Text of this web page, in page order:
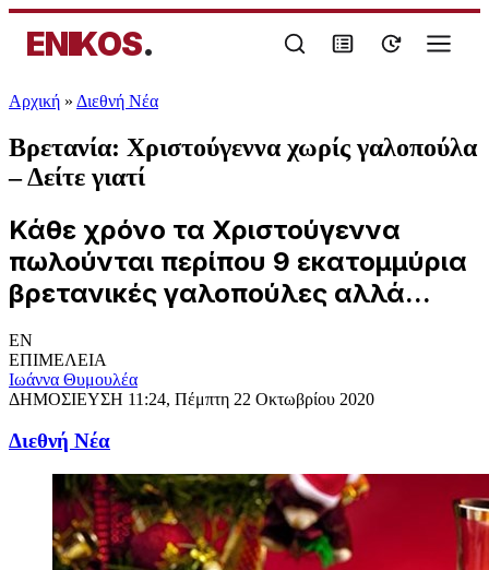
ENIKOS.
Αρχική » Διεθνή Νέα
Βρετανία: Χριστούγεννα χωρίς γαλοπούλα
– Δείτε γιατί
Κάθε χρόνο τα Χριστούγεννα
πωλούνται περίπου 9 εκατομμύρια
βρετανικές γαλοπούλες αλλά...
EN
ΕΠΙΜΕΛΕΙΑ
Ιωάννα Θυμουλέα
ΔΗΜΟΣΙΕΥΣΗ 11:24, Πέμπτη 22 Οκτωβρίου 2020
Διεθνή Νέα